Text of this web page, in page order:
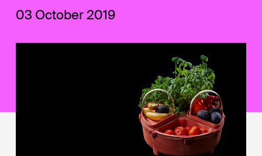
03 October 2019